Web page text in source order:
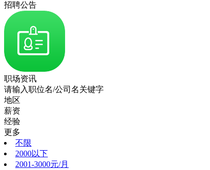
招聘公告
职场资讯
请输入职位名/公司名关键字
地区
薪资
经验
更多
不限
2000以下
2001-3000元/月